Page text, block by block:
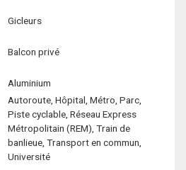
Gicleurs
Balcon privé
Aluminium
Autoroute, Hôpital, Métro, Parc,
Piste cyclable, Réseau Express
Métropolitain (REM), Train de
banlieue, Transport en commun,
Université